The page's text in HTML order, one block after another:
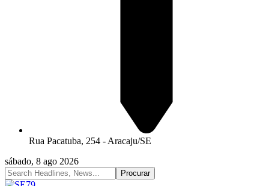
Rua Pacatuba, 254 - Aracaju/SE
sábado, 8 ago 2026